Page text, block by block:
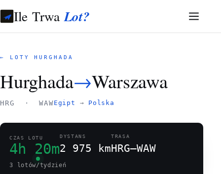
Ile TrwaLot?
← LOTY HURGHADA
Hurghada→Warszawa
HRG · WAWEgipt → Polska
CZAS LOTU
4h 20m
DYSTANS
2 975 km
TRASA
HRG–WAW
3 lotów/tydzień